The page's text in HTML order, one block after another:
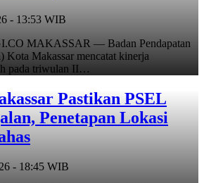
- 13:53 WIB
MAKASSAR — Badan Pendapatan
Kota Makassar mencatat kinerja
pada triwulan II…
Pastikan PSEL
Penetapan Lokasi
- 18:45 WIB